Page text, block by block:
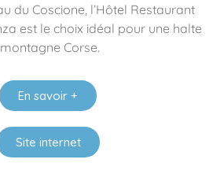
du Coscione, l’Hôtel Restaurant
est le choix idéal pour une halte
Corse.
En savoir +
Site internet